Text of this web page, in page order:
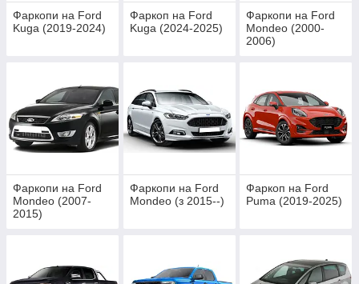
Фаркопи на Ford
Kuga (2019-2024)
Фаркоп на Ford
Kuga (2024-2025)
Фаркопи на Ford
Mondeo (2000-
2006)
Фаркопи на Ford
Mondeo (2007-
2015)
Фаркопи на Ford
Mondeo (з 2015--)
Фаркоп на Ford
Puma (2019-2025)